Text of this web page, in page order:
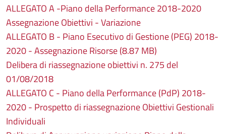
ALLEGATO A -Piano della Performance 2018-2020
Assegnazione Obiettivi - Variazione
ALLEGATO B - Piano Esecutivo di Gestione (PEG) 2018-
2020 - Assegnazione Risorse (8.87 MB)
Delibera di riassegnazione obiettivi n. 275 del
01/08/2018
ALLEGATO C - Piano della Performance (PdP) 2018-
2020 - Prospetto di riassegnazione Obiettivi Gestionali
Individuali